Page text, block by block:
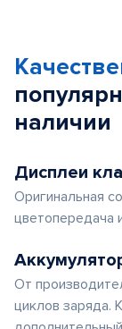
наличии
Дисплеи
Оригинальная
цветопередача
От
циклов заряда.